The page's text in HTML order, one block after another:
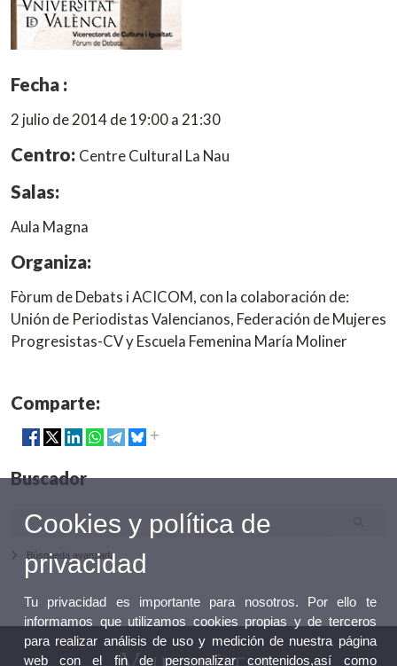
Fecha :
2 julio de 2014 de 19:00 a 21:30
Centro: Centre Cultural La Nau
Salas:
Aula Magna
Organiza:
Fòrum de Debats i ACICOM, con la colaboración de:
Unión de Periodistas Valencianos, Federación de Mujeres
Progresistas-CV y Escuela Femenina María Moliner
Comparte:
Buscador
Búsqueda avanzada
Cookies y política de
privacidad
Tu privacidad es importante para nosotros. Por ello te
informamos que utilizamos cookies propias y de terceros
para realizar análisis de uso y medición de nuestra página
web con el fin de personalizar contenidos,así como